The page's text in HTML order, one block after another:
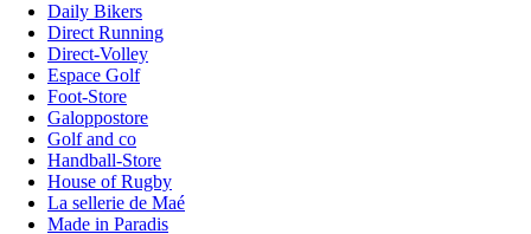
Daily Bikers
Direct Running
Direct-Volley
Espace Golf
Foot-Store
Galoppostore
Golf and co
Handball-Store
House of Rugby
La sellerie de Maé
Made in Paradis